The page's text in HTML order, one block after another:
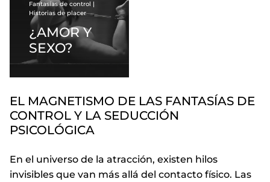
Fantasías de control |
Historias de placer
¿AMOR Y
SEXO?
EL MAGNETISMO DE LAS FANTASÍAS DE
CONTROL Y LA SEDUCCIÓN
PSICOLÓGICA
En el universo de la atracción, existen hilos
invisibles que van más allá del contacto físico. Las